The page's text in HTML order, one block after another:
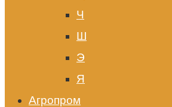
Ч
Ш
Э
Я
Агропром